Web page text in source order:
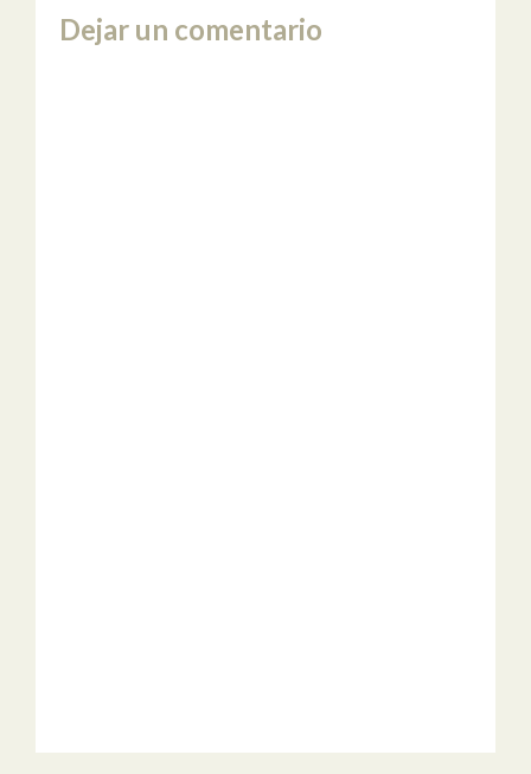
Dejar un comentario